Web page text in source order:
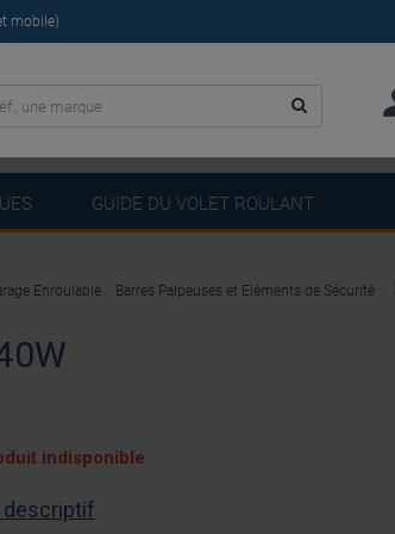
mobile)
GUIDE DU VOLET ROULANT
indisponible
descriptif
Enroulable Barres Palpeuses et Eléments de Sécurité